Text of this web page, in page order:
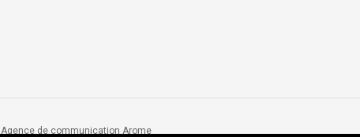
Agence de communication Arome